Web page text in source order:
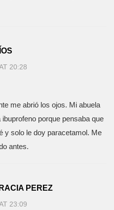
20:28
me abrió los ojos. Mi abuela
porque pensaba que
y solo le doy paracetamol. Me
antes.
PEREZ
23:09